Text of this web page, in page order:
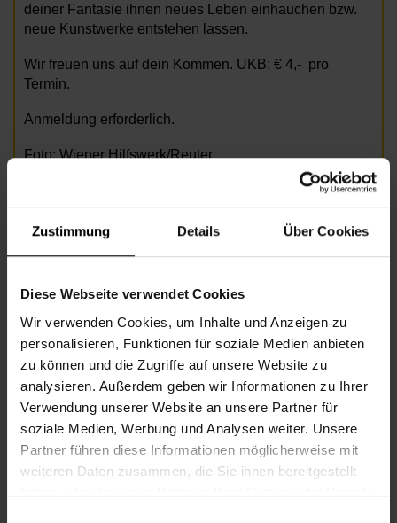
Zustimmung Details Über Cookies
Diese Webseite verwendet Cookies
Wir verwenden Cookies, um Inhalte und Anzeigen zu
personalisieren, Funktionen für soziale Medien anbieten
zu können und die Zugriffe auf unsere Website zu
analysieren. Außerdem geben wir Informationen zu Ihrer
Verwendung unserer Website an unsere Partner für
soziale Medien, Werbung und Analysen weiter. Unsere
Partner führen diese Informationen möglicherweise mit
weiteren Daten zusammen, die Sie ihnen bereitgestellt
haben oder die sie im Rahmen Ihrer Nutzung der Dienste
deiner Fantasie ihnen neues Leben einhauchen bzw.
neue Kunstwerke entstehen lassen.
Wir freuen uns auf dein Kommen. UKB: € 4,- pro
Termin.
Anmeldung erforderlich.
Foto: Wiener Hilfswerk/Reuter
Informationen zur Veranstaltung
Unkostenbeitrag
Veranstalter Nachbarschaftszentrum 03
NACHBARSCHAFTSZENTRUM 03
Kontakt